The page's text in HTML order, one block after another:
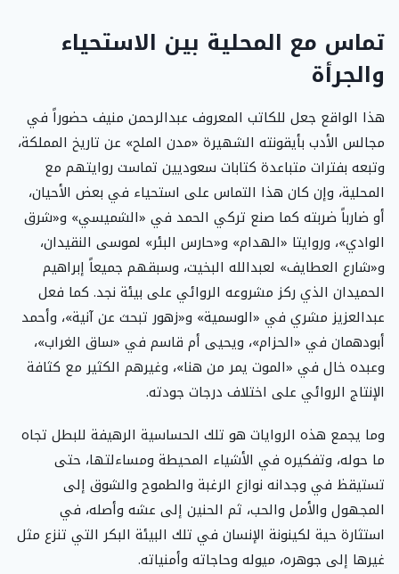
تماس مع المحلية بين الاستحياء
والجرأة
هذا الواقع جعل للكاتب المعروف عبدالرحمن منيف حضوراً في
مجالس الأدب بأيقونته الشهيرة «مدن الملح» عن تاريخ المملكة،
وتبعه بفترات متباعدة كتابات سعوديين تماست روايتهم مع
المحلية، وإن كان هذا التماس على استحياء في بعض الأحيان،
أو ضارباً ضربته كما صنع تركي الحمد في «الشميسي» و«شرق
الوادي»، وروايتا «الهدام» و«حارس البئر» لموسى النقيدان،
و«شارع العطايف» لعبدالله البخيت، وسبقهم جميعاً إبراهيم
الحميدان الذي ركز مشروعه الروائي على بيئة نجد. كما فعل
عبدالعزيز مشري في «الوسمية» و«زهور تبحث عن آنية»، وأحمد
أبودهمان في «الحزام»، ويحيى أم قاسم في «ساق الغراب»،
وعبده خال في «الموت يمر من هنا»، وغيرهم الكثير مع كثافة
الإنتاج الروائي على اختلاف درجات جودته.
وما يجمع هذه الروايات هو تلك الحساسية الرهيفة للبطل تجاه
ما حوله، وتفكيره في الأشياء المحيطة ومساءلتها، حتى
تستيقظ في وجدانه نوازع الرغبة والطموح والشوق إلى
المجهول والأمل والحب، ثم الحنين إلى عشه وأصله، في
استثارة حية لكينونة الإنسان في تلك البيئة البكر التي تنزع مثل
غيرها إلى جوهره، ميوله وحاجاته وأمنياته.